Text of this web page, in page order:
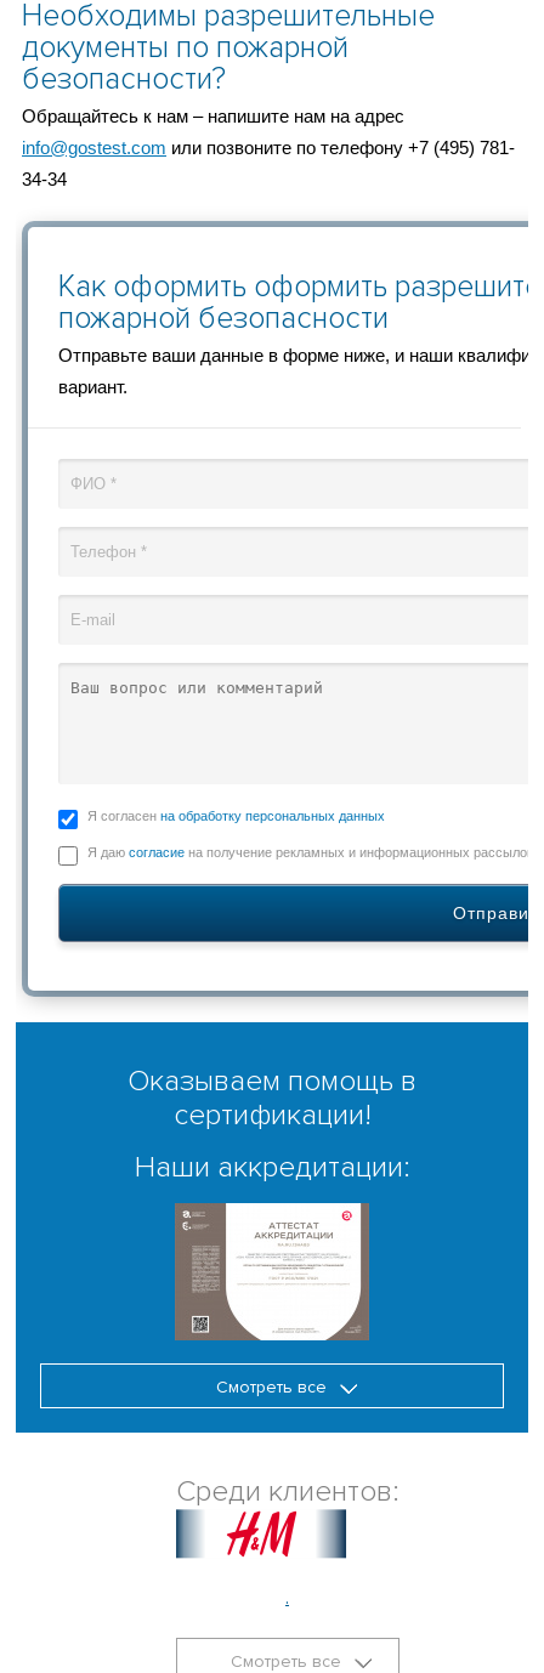
Необходимы разрешительные
документы по пожарной
безопасности?
Обращайтесь к нам – напишите нам на адрес
info@gostest.com или позвоните по телефону +7 (495) 781-
34-34
Как оформить оформить
пожарной безопасности
Отправьте ваши данные в форме ниже, и наши
вариант.
Я согласен на обработку персональных данных
Я даю согласие на получение рекламных и информационных рассылок
Оказываем помощь в
сертификации!
Наши аккредитации:
Смотреть все
Среди клиентов:
.
Смотреть все